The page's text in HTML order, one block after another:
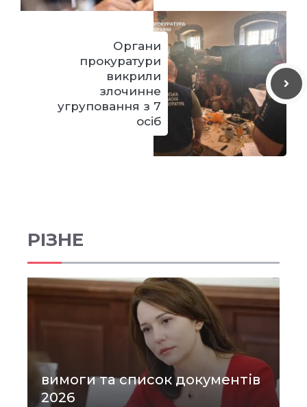
Органи
прокуратури
викрили
злочинне
угруповання з 7
осіб
РІЗНЕ
вимоги та список документів
2026